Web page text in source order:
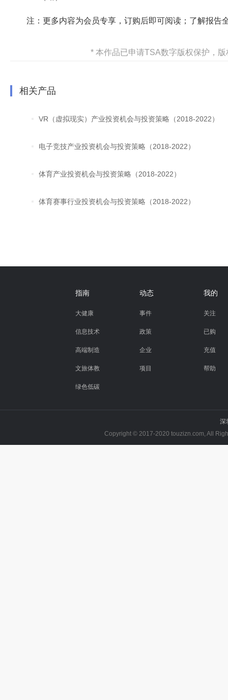
注：更多内容为会员专享，订购后即可阅读；了解报告
* 本作品已申请TSA数字版权保护，
相关产品
VR（虚拟现实）产业投资机会与投资策略（2018-2022）
电子竞技产业投资机会与投资策略（2018-2022）
体育产业投资机会与投资策略（2018-2022）
体育赛事行业投资机会与投资策略（2018-2022）
指南
大健康
信息技术
高端制造
文旅体教
绿色低碳
动态
事件
政策
企业
项目
我的
关注
已购
充值
帮助
深
Copyright © 2017-2020 touzizn.com, All